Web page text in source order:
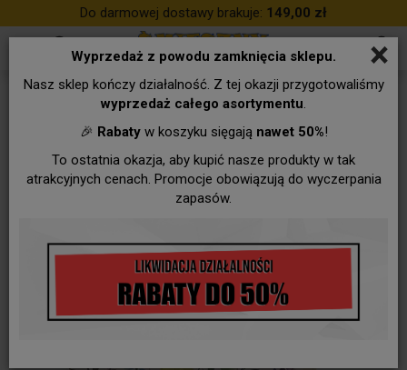
×
Wyprzedaż z powodu zamknięcia sklepu.
Nasz sklep kończy działalność. Z tej okazji przygotowaliśmy
wyprzedaż całego asortymentu.
🎉 Rabatyw koszyku sięgają nawet 50%!
To ostatnia okazja, aby kupić nasze produkty w tak
atrakcyjnych cenach. Promocje obowiązują do wyczerpania
zapasów.
Do darmowej dostawy brakuje: 149,00 zł